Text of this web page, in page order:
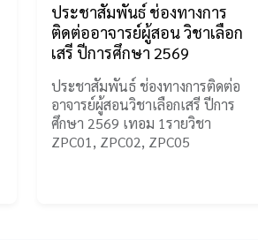
ประชาสัมพันธ์ ช่องทางการ
ติดต่ออาจารย์ผู้สอน วิชาเลือก
เสรี ปีการศึกษา 2569
ประชาสัมพันธ์ ช่องทางการติดต่อ
อาจารย์ผู้สอนวิชาเลือกเสรี ปีการ
ศึกษา 2569 เทอม 1รายวิชา
ZPC01, ZPC02, ZPC05